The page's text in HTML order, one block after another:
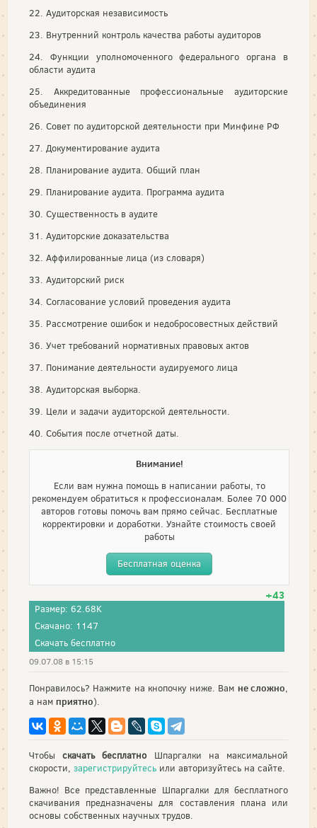
22. Аудиторская независимость
23. Внутренний контроль качества работы аудиторов
24. Функции уполномоченного федерального органа в
области аудита
25. Аккредитованные профессиональные аудиторские
объединения
26. Совет по аудиторской деятельности при Минфине РФ
27. Документирование аудита
28. Планирование аудита. Общий план
29. Планирование аудита. Программа аудита
30. Существенность в аудите
31. Аудиторские доказательства
32. Аффилированные лица (из словаря)
33. Аудиторский риск
34. Согласование условий проведения аудита
35. Рассмотрение ошибок и недобросовестных действий
36. Учет требований нормативных правовых актов
37. Понимание деятельности аудируемого лица
38. Аудиторская выборка.
39. Цели и задачи аудиторской деятельности.
40. События после отчетной даты.
Внимание!
Если вам нужна помощь в написании работы, то
рекомендуем обратиться к профессионалам. Более 70 000
авторов готовы помочь вам прямо сейчас. Бесплатные
корректировки и доработки. Узнайте стоимость своей
работы
Бесплатная оценка
+43
Размер: 62.68K
Скачано: 1147
Скачать бесплатно
09.07.08 в 15:15
Понравилось? Нажмите на кнопочку ниже. Вам не сложно,
а нам приятно).
Чтобыскачать бесплатно Шпаргалки на максимальной
скорости, зарегистрируйтесь или авторизуйтесь на сайте.
Важно! Все представленные Шпаргалки для бесплатного
скачивания предназначены для составления плана или
основы собственных научных трудов.